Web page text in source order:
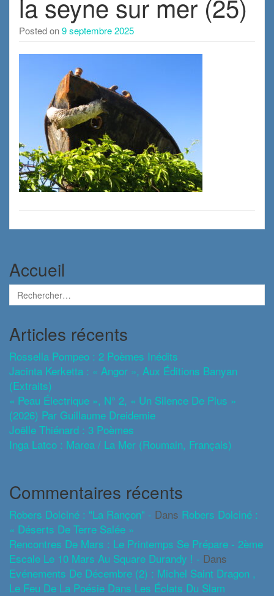
la seyne sur mer (25)
Posted on9 septembre 2025
Accueil
Articles récents
Rossella Pompeo : 2 Poèmes Inédits
Jacinta Kerketta : « Angor », Aux Éditions Banyan
(extraits)
« Peau Électrique », N° 2, « Un Silence De Plus »
(2026) Par Guillaume Dreidemie
Joëlle Thiénard : 3 Poèmes
Inga Latco : Marea / La Mer (roumain, Français)
Commentaires récents
Robers Dolciné : "La Rançon" - Dans Robers Dolciné :
« Déserts De Terre Salée »
Rencontres De Mars : Le Printemps Se Prépare - 2ème
Escale Le 10 Mars Au Square Durandy ! - Dans
Evénements De Décembre (2) : Michel Saint Dragon ,
Le Feu De La Poésie Dans Les Éclats Du Slam